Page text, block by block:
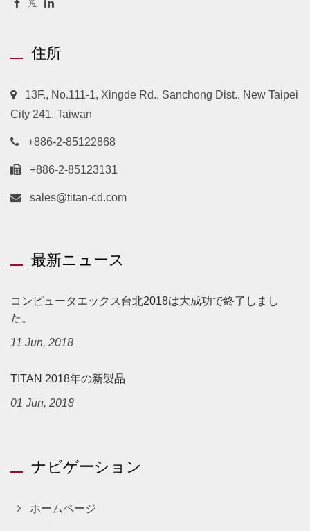
住所
13F., No.111-1, Xingde Rd., Sanchong Dist., New Taipei
City 241, Taiwan
+886-2-85122868
+886-2-85123131
sales@titan-cd.com
最新ニュース
コンピュータエックス台北2018は大成功で終了しまし
た。
11 Jun, 2018
TITAN 2018年の新製品
01 Jun, 2018
ナビゲーション
ホームページ